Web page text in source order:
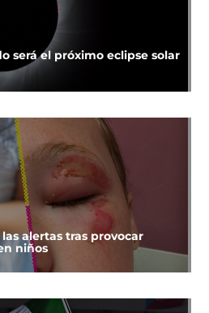
será el próximo eclipse solar
alertas tras provocar
niños